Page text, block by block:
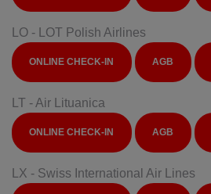
LO - LOT Polish Airlines
ONLINE CHECK-IN AGB
LT - Air Lituanica
ONLINE CHECK-IN AGB
LX - Swiss International Air Lines